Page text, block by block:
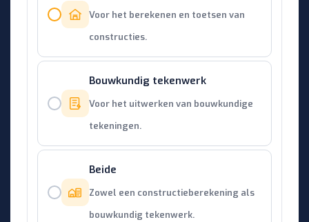
Voor het berekenen en toetsen van
constructies.
Bouwkundig tekenwerk
Voor het uitwerken van bouwkundige
tekeningen.
Beide
Zowel een constructieberekening als
bouwkundig tekenwerk.